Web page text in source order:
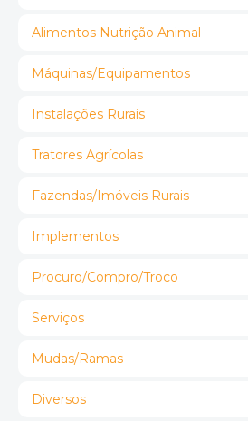
Alimentos Nutrição Animal
Máquinas/Equipamentos
Instalações Rurais
Tratores Agrícolas
Fazendas/Imóveis Rurais
Implementos
Procuro/Compro/Troco
Serviços
Mudas/Ramas
Diversos